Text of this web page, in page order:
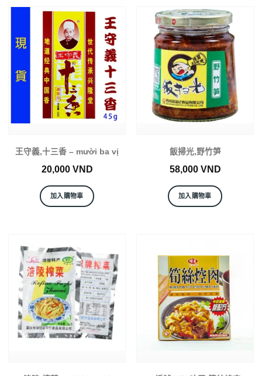
王守義,十三香 – mười ba vị
20,000 VND
加入購物車
飯掃光,野竹笋
58,000 VND
加入購物車